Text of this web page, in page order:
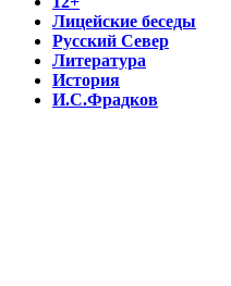
Лицейские беседы
Русский Север
Литература
История
И.С.Фрадков